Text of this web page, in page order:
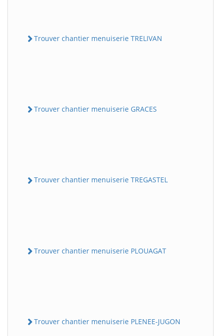
Trouver chantier menuiserie TRELIVAN
Trouver chantier menuiserie GRACES
Trouver chantier menuiserie TREGASTEL
Trouver chantier menuiserie PLOUAGAT
Trouver chantier menuiserie PLENEE-JUGON